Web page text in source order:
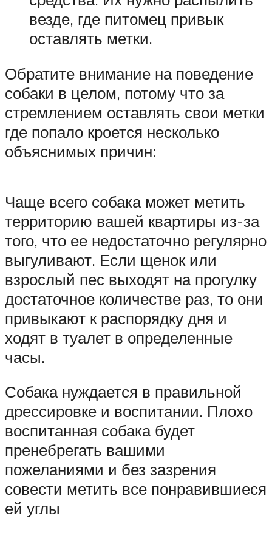
везде, где питомец привык
оставлять метки.
Обратите внимание на поведение
собаки в целом, потому что за
стремлением оставлять свои метки
где попало кроется несколько
объяснимых причин:
Чаще всего собака может метить
территорию вашей квартиры из-за
того, что ее недостаточно регулярно
выгуливают. Если щенок или
взрослый пес выходят на прогулку
достаточное количестве раз, то они
привыкают к распорядку дня и
ходят в туалет в определенные
часы.
Собака нуждается в правильной
дрессировке и воспитании. Плохо
воспитанная собака будет
пренебрегать вашими
пожеланиями и без зазрения
совести метить все понравившиеся
ей углы